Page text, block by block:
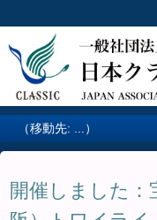
開催しました：